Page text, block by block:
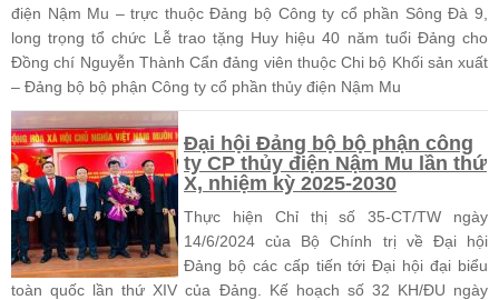
điện Nậm Mu – trực thuộc Đảng bộ Công ty cổ phần Sông Đà 9,
long trọng tổ chức Lễ trao tặng Huy hiệu 40 năm tuổi Đảng cho
Đồng chí Nguyễn Thành Cẩn đảng viên thuộc Chi bộ Khối sản xuất
– Đảng bộ bộ phận Công ty cổ phần thủy điện Nậm Mu
Đại hội Đảng bộ bộ phận công
ty CP thủy điện Nậm Mu lần thứ
X, nhiệm kỳ 2025-2030
Thực hiện Chỉ thị số 35-CT/TW ngày
14/6/2024 của Bộ Chính trị về Đại hội
Đảng bộ các cấp tiến tới Đại hội đại biểu
toàn quốc lần thứ XIV của Đảng. Kế hoạch số 32 KH/ĐU ngày